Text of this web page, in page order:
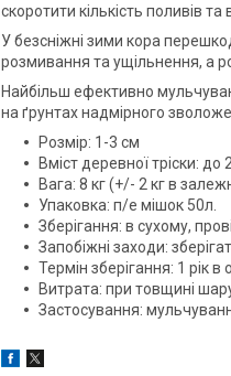
скоротити кількість поливів
У безсніжні зими кора
розмивання та ущільнення, а
Найбільш ефективно
на ґрунтах надмірного
Розмір: 1-3 см
Вміст деревної тріски: до
Вага: 8 кг (+/- 2 кг в
Упаковка: п/е мішок 50л.
Зберігання: в сухому,
Запобіжні заходи:
Термін зберігання: 1 рік в
Витрата: при товщині
Застосування: